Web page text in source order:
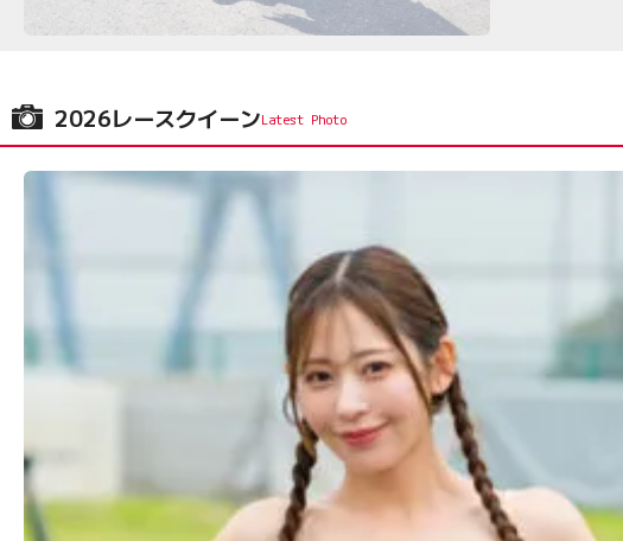
2026レースクイーン